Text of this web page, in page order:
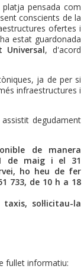
platja pensada com
conscients de la
ofertes i
estat guardonada
Universal, d'acord
ja de per si
infraestructures i
degudament
de manera
de maig i el 31
ho heu de fer
733, de 10 h a 18
sol·licitau-la
fullet informatiu: